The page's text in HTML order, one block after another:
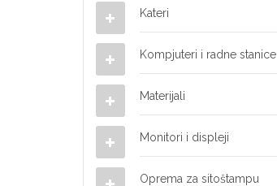
Kateri
Kompjuteri i radne stanice
Materijali
Monitori i displeji
Oprema za sitoštampu